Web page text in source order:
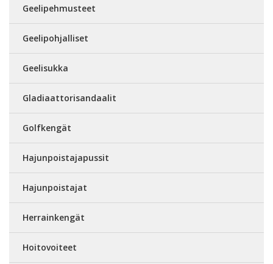
Geelipehmusteet
Geelipohjalliset
Geelisukka
Gladiaattorisandaalit
Golfkengät
Hajunpoistajapussit
Hajunpoistajat
Herrainkengät
Hoitovoiteet